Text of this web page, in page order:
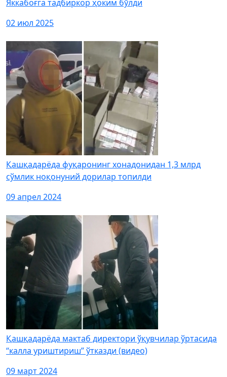
Яккабоғга тадбиркор ҳоким бўлди
02 июл 2025
Қашқадарёда фуқаронинг хонадонидан 1,3 млрд
сўмлик ноқонуний дорилар топилди
09 апрел 2024
Қашқадарёда мактаб директори ўқувчилар ўртасида
“калла уриштириш” ўтказди (видео)
09 март 2024